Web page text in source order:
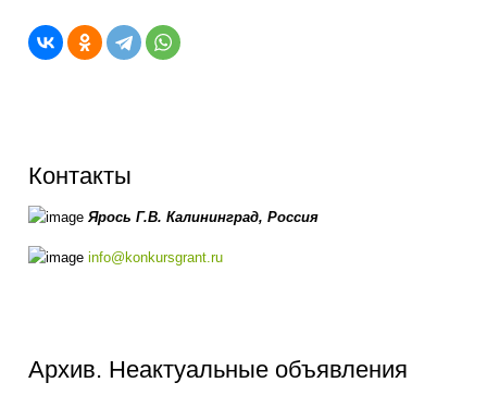
Контакты
Ярось Г.В.Калининград,Россия
info@konkursgrant.ru
Архив. Неактуальные объявления